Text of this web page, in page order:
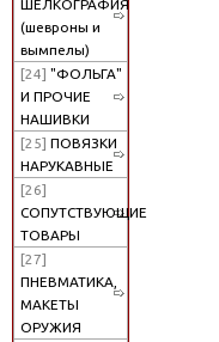
ШЕЛКОГРАФИЯ
(шевроны и
вымпелы)
[24] "ФОЛЬГА"
И ПРОЧИЕ
НАШИВКИ
[25] ПОВЯЗКИ
НАРУКАВНЫЕ
[26]
СОПУТСТВУЮЩИЕ
ТОВАРЫ
[27]
ПНЕВМАТИКА,
МАКЕТЫ
ОРУЖИЯ